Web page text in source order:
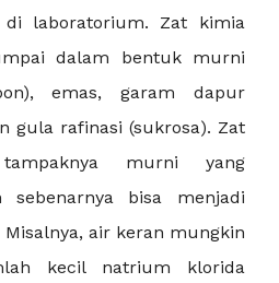
laboratorium. Zat kimia
dalam bentuk murni
emas, garam dapur
gula rafinasi (sukrosa). Zat
murni yang
bisa menjadi
air keran mungkin
kecil natrium klorida